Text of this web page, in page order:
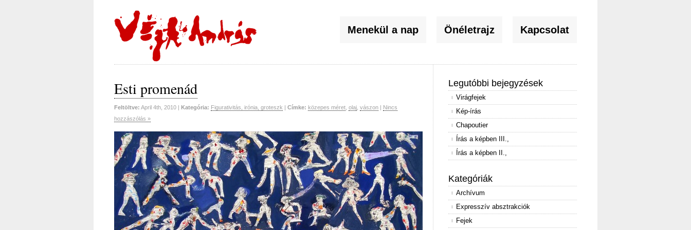
Menekül a nap Önéletrajz Kapcsolat
Esti promenád
Feltöltve: April 4th, 2010 | Kategória: Figurativitás, irónia, groteszk | Címke: közepes méret olaj vászon | Nincs
hozzászólás »
Legutóbbi bejegyzések
Virágfejek
Kép-írás
Chapoutier
Írás a képben III.,
Írás a képben II.,
Kategóriák
Archívum
Expresszív absztrakciók
Fejek